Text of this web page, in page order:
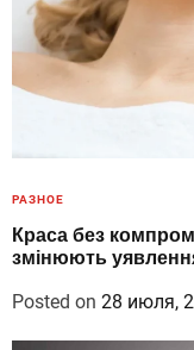
РАЗНОЕ
Краса без
змінюють
Posted on 28 июля,